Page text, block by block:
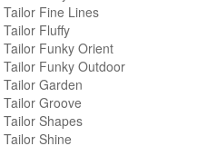
Fine Lines
Fluffy
Funky Orient
Funky Outdoor
Garden
Groove
Shapes
Shine